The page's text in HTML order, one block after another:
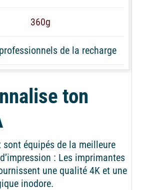
360g
de la recharge
ton
sont équipés de la meilleure
: Les imprimantes
une qualité 4K et une
inodore.